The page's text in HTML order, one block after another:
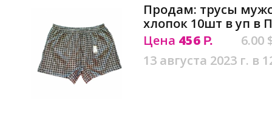
Продам: трусы
хлопок 10шт в уп в
Цена 456 Р.
6.00
13 августа 2023 г. в